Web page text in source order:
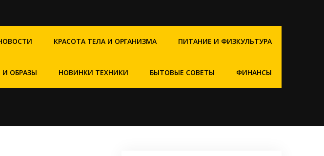
КРАСОТА ТЕЛА И ОРГАНИЗМА ПИТАНИЕ И ФИЗКУЛЬТУРА
И ОБРАЗЫ НОВИНКИ ТЕХНИКИ БЫТОВЫЕ СОВЕТЫ ФИНАНСЫ